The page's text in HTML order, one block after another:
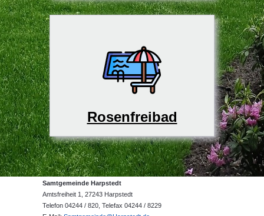
Rosenfreibad
Samtgemeinde Harpstedt
Amtsfreiheit 1, 27243 Harpstedt
Telefon 04244 / 820, Telefax 04244 / 8229